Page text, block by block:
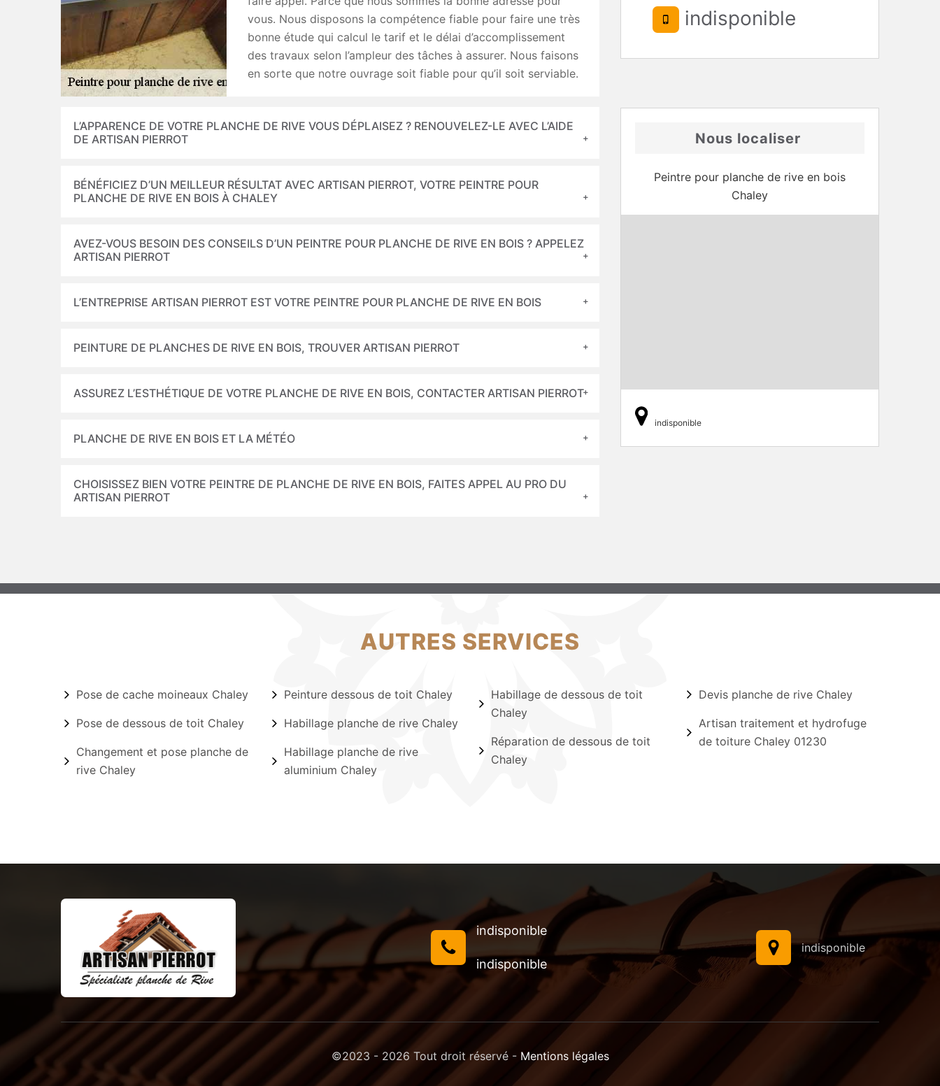
vous. Nous disposons la compétence fiable pour faire une très
bonne étude qui calcul le tarif et le délai d’accomplissement
des travaux selon l’ampleur des tâches à assurer. Nous faisons
en sorte que notre ouvrage soit fiable pour qu’il soit serviable.
L’APPARENCE DE VOTRE PLANCHE DE RIVE VOUS DÉPLAISEZ ? RENOUVELEZ-LE AVEC L’AIDE
DE ARTISAN PIERROT
BÉNÉFICIEZ D’UN MEILLEUR RÉSULTAT AVEC ARTISAN PIERROT, VOTRE PEINTRE POUR
PLANCHE DE RIVE EN BOIS À CHALEY
AVEZ-VOUS BESOIN DES CONSEILS D’UN PEINTRE POUR PLANCHE DE RIVE EN BOIS ? APPELEZ
ARTISAN PIERROT
L’ENTREPRISE ARTISAN PIERROT EST VOTRE PEINTRE POUR PLANCHE DE RIVE EN BOIS
PEINTURE DE PLANCHES DE RIVE EN BOIS, TROUVER ARTISAN PIERROT
ASSUREZ L’ESTHÉTIQUE DE VOTRE PLANCHE DE RIVE EN BOIS, CONTACTER ARTISAN PIERROT
PLANCHE DE RIVE EN BOIS ET LA MÉTÉO
CHOISISSEZ BIEN VOTRE PEINTRE DE PLANCHE DE RIVE EN BOIS, FAITES APPEL AU PRO DU
ARTISAN PIERROT
indisponible
Nous localiser
Peintre pour planche de rive en bois
Chaley
indisponible
AUTRES SERVICES
Pose de cache moineaux Chaley
Pose de dessous de toit Chaley
Changement et pose planche de
rive Chaley
Peinture dessous de toit Chaley
Habillage planche de rive Chaley
Habillage planche de rive
aluminium Chaley
Habillage de dessous de toit
Chaley
Réparation de dessous de toit
Chaley
Devis planche de rive Chaley
Artisan traitement et hydrofuge
de toiture Chaley 01230
indisponible
indisponible
indisponible
©2023 - 2026 Tout droit réservé - Mentions légales